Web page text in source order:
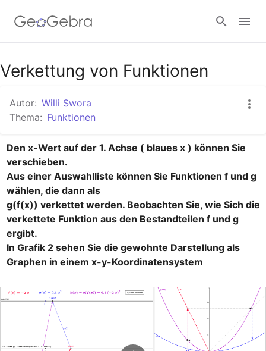
Google Classroom
GeoGebra Classroom
Anmelden
Verkettung von Funktionen
Autor: Willi Swora
Thema: Funktionen
Den x-Wert auf der 1. Achse ( blaues x ) können Sie
verschieben.
Aus einer Auswahlliste können Sie Funktionen f und g
wählen, die dann als
g(f(x)) verkettet werden. Beobachten Sie, wie Sich die
verkettete Funktion aus den Bestandteilen f und g
ergibt.
In Grafik 2 sehen Sie die gewohnte Darstellung als
Graphen in einem x-y-Koordinatensystem